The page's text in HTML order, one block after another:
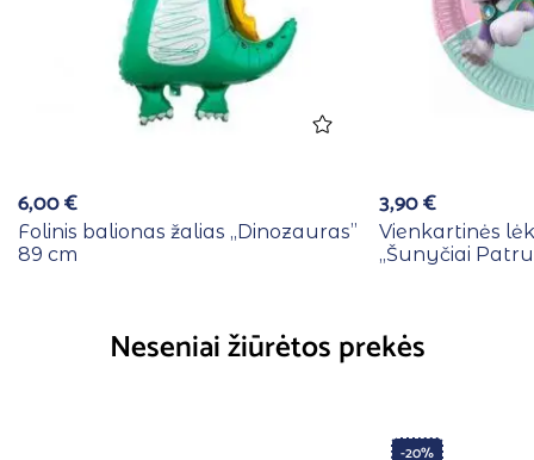
6,00€
Folinis balionas žalias ,,Dinozauras”
89 cm
3,90€
Vienkartinės
,,Šunyčiai
Neseniai žiūrėtos prekės
-20%